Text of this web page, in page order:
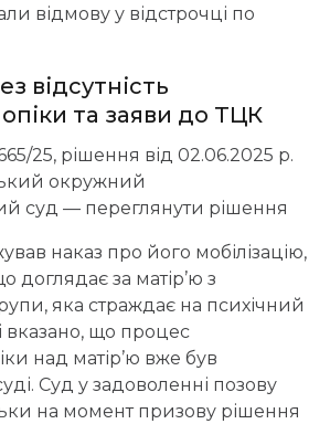
відмову у відстрочці по
відсутність
та заяви до ТЦК
25, рішення від 02.06.2025 р.
окружний
суд — переглянути рішення
наказ про його мобілізацію,
доглядає за матір’ю з
яка страждає на психічний
вказано, що процес
над матір’ю вже був
Суд у задоволенні позову
на момент призову рішення